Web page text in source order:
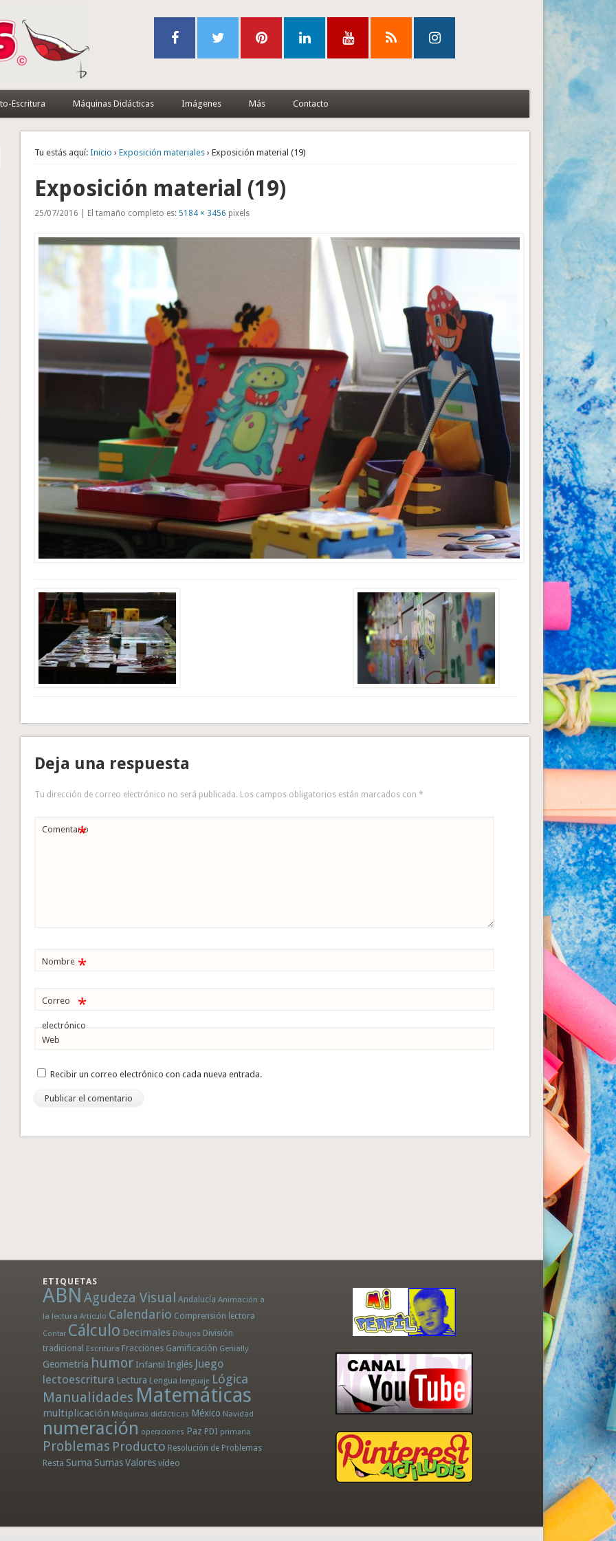
Escritura Máquinas Didácticas Imágenes Más Contacto
Tu estás aquí: Inicio ›Exposición materiales › Exposición material (19)
Exposición material (19)
25/07/2016 | El tamaño completo es: 5184 × 3456 pixels
Deja una respuesta
Tu dirección de correo electrónico no será publicada. Los campos obligatorios están marcados con*
Comentario
*
Nombre *
Correo
electrónico
*
Web
Recibir un correo electrónico con cada nueva entrada.
ETIQUETAS
ABN Agudeza Visual Andalucía Animación a
la lectura Artículo Calendario Comprensión lectora
Contar Cálculo Decimales Dibujos División
tradicional Escritura Fracciones Gamificación Genially
Geometría humor Infantil Inglés Juego
lectoescritura Lectura Lengua lenguaje Lógica
Manualidades Matemáticas
multiplicación Máquinas didácticas México Navidad
numeración operaciones Paz PDI primaria
Problemas Producto Resolución de Problemas
Resta Suma SumasValores vídeo